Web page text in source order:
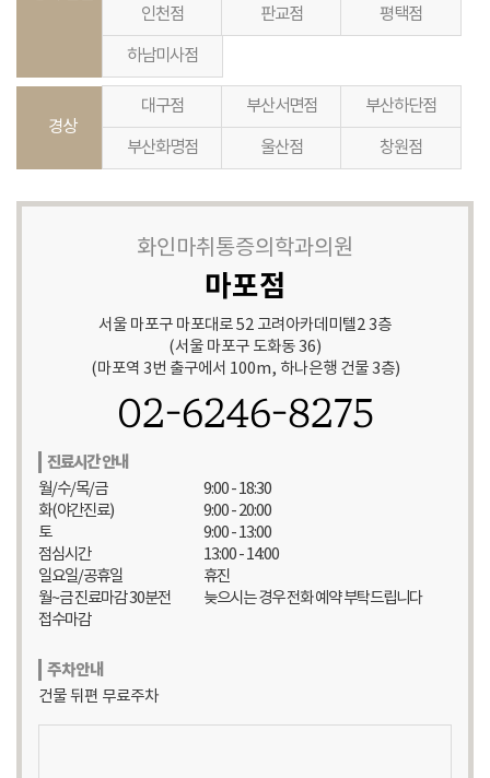
인천점 판교점 평택점
하남미사점
경상
대구점 부산서면점 부산하단점
부산화명점 울산점 창원점
화인마취통증의학과의원
마포점
서울 마포구 마포대로 52 고려아카데미텔2 3층
(서울 마포구 도화동 36)
(마포역 3번 출구에서 100m, 하나은행 건물 3층)
02-6246-8275
진료시간 안내
월/수/목/금
화(야간진료)
토
점심시간
일요일/공휴일
월~금 진료마감 30분전
접수마감
9:00 - 18:30
9:00 - 20:00
9:00 - 13:00
13:00 - 14:00
휴진
늦으시는 경우 전화 예약 부탁드립니다
주차안내
건물 뒤편 무료주차